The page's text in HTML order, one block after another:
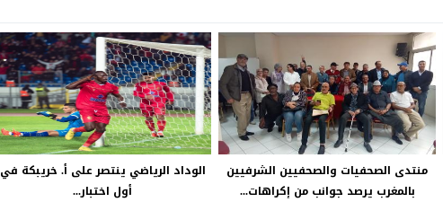
منتدى الصحفيات والصحفيين الشرفيين
بالمغرب يرصد جوانب من إكراهات...
الوداد الرياضي ينتصر على أ. خريبكة في
أول اختبار...